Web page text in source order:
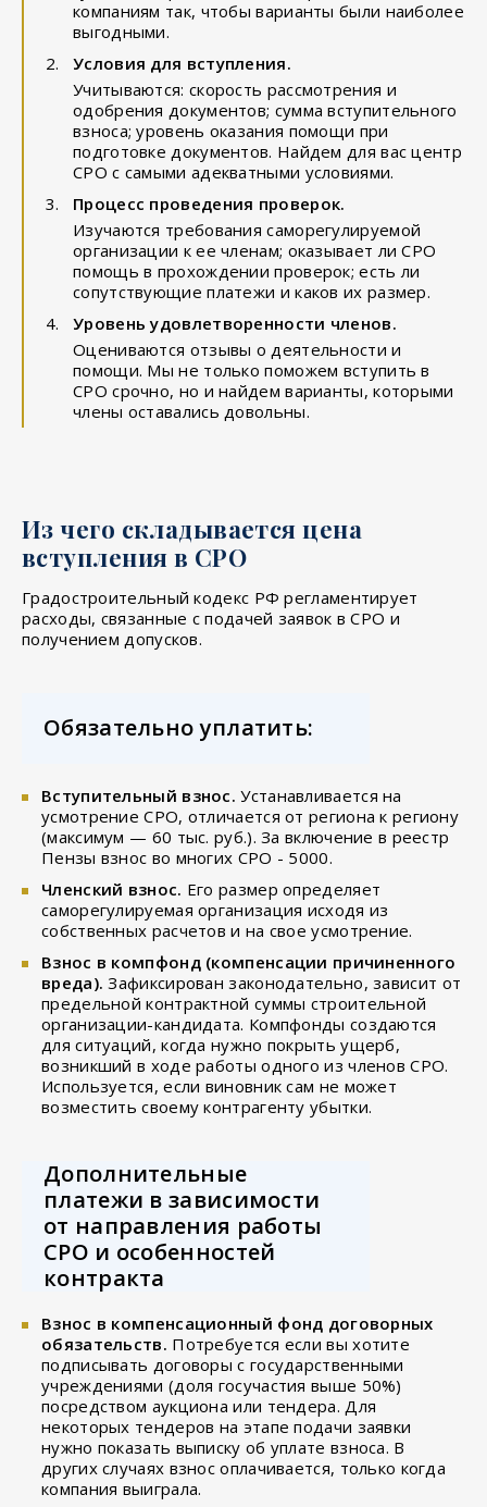
компаниям так, чтобы варианты были наиболее
выгодными.
Условия для вступления.
Учитываются: скорость рассмотрения и
одобрения документов; сумма вступительного
взноса; уровень оказания помощи при
подготовке документов. Найдем для вас центр
СРО с самыми адекватными условиями.
Процесс проведения проверок.
Изучаются требования саморегулируемой
организации к ее членам; оказывает ли СРО
помощь в прохождении проверок; есть ли
сопутствующие платежи и каков их размер.
Уровень удовлетворенности членов.
Оцениваются отзывы о деятельности и
помощи. Мы не только поможем вступить в
СРО срочно, но и найдем варианты, которыми
члены оставались довольны.
Из чего складывается цена
вступления в СРО
Градостроительный кодекс РФ регламентирует
расходы, связанные с подачей заявок в СРО и
получением допусков.
Обязательно уплатить:
Вступительный взнос. Устанавливается на
усмотрение СРО, отличается от региона к региону
(максимум — 60 тыс. руб.). За включение в реестр
Пензы взнос во многих СРО - 5000.
Членский взнос. Его размер определяет
саморегулируемая организация исходя из
собственных расчетов и на свое усмотрение.
Взнос в компфонд (компенсации причиненного
вреда). Зафиксирован законодательно, зависит от
предельной контрактной суммы строительной
организации-кандидата. Компфонды создаются
для ситуаций, когда нужно покрыть ущерб,
возникший в ходе работы одного из членов СРО.
Используется, если виновник сам не может
возместить своему контрагенту убытки.
Дополнительные
платежи в зависимости
от направления работы
СРО и особенностей
контракта
Взнос в компенсационный фонд договорных
обязательств. Потребуется если вы хотите
подписывать договоры с государственными
учреждениями (доля госучастия выше 50%)
посредством аукциона или тендера. Для
некоторых тендеров на этапе подачи заявки
нужно показать выписку об уплате взноса. В
других случаях взнос оплачивается, только когда
компания выиграла.